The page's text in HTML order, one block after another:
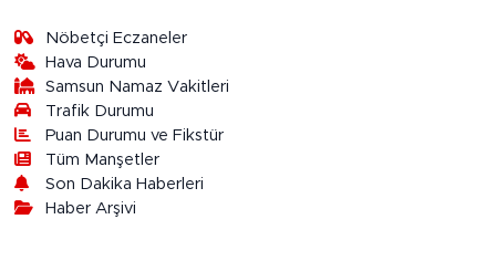
Nöbetçi Eczaneler
Hava Durumu
Samsun Namaz Vakitleri
Trafik Durumu
Puan Durumu ve Fikstür
Tüm Manşetler
Son Dakika Haberleri
Haber Arşivi